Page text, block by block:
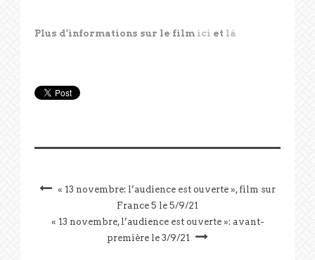
Plus d’informations sur le film ici et là
« 13 novembre: l’audience est ouverte », film sur
France 5 le 5/9/21
« 13 novembre, l’audience est ouverte »: avant-
première le 3/9/21